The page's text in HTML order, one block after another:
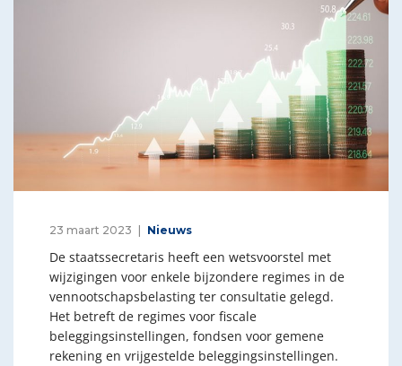
23 maart 2023 Nieuws
De staatssecretaris heeft een wetsvoorstel met
wijzigingen voor enkele bijzondere regimes in de
vennootschapsbelasting ter consultatie gelegd.
Het betreft de regimes voor fiscale
beleggingsinstellingen, fondsen voor gemene
rekening en vrijgestelde beleggingsinstellingen.